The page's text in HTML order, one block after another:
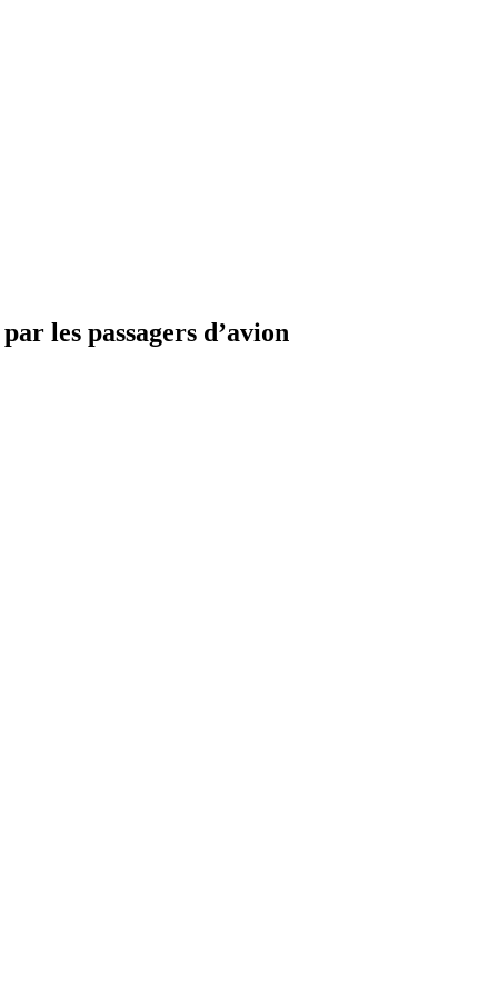
les passagers d’avion